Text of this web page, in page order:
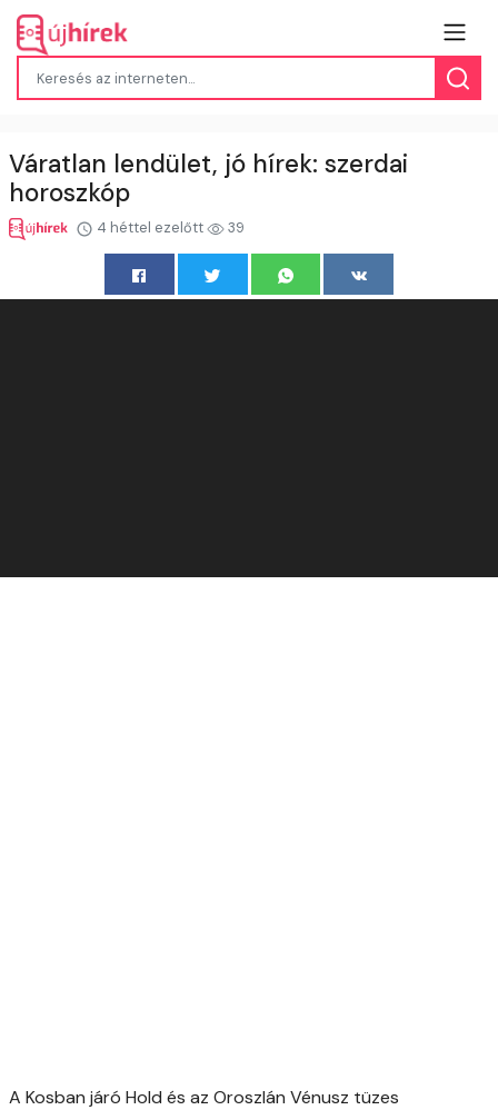
Váratlan lendület, jó hírek: szerdai
horoszkóp
4 héttel ezelőtt 39
A Kosban járó Hold és az Oroszlán Vénusz tüzes